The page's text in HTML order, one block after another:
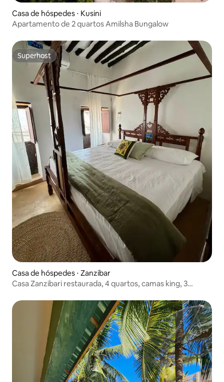
Casa de hóspedes ⋅ Kusini
Apartamento de 2 quartos Amilsha Bungalow
Superhost
Superhost
Casa de hóspedes ⋅ Zanzibar
Casa Zanzibari restaurada, 4 quartos, camas king, 3